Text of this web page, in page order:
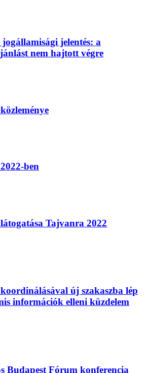
jelentés: a
nem hajtott végre
ben
Tajvanra 2022
új szakaszba lép
információk elleni küzdelem
Budapest Fórum konferencia